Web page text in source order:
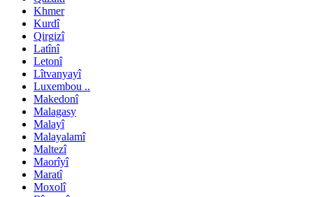
Khmer
Kurdî
Qirgizî
Latînî
Letonî
Lîtvanyayî
Luxembou ..
Makedonî
Malagasy
Malayî
Malayalamî
Maltezî
Maorîyî
Maratî
Moxolî